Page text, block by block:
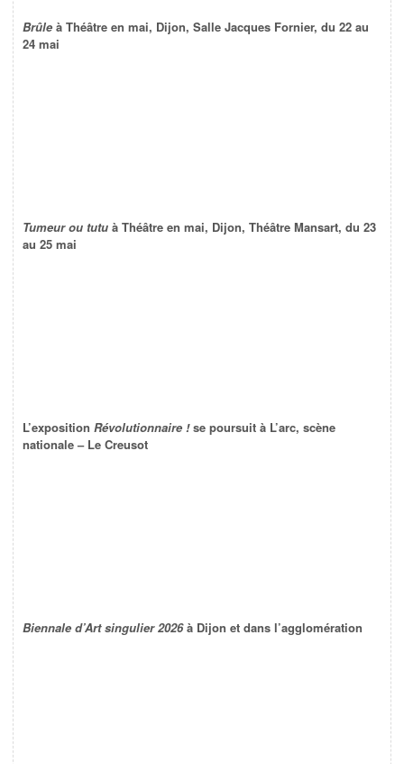
Brûle à Théâtre en mai, Dijon, Salle Jacques Fornier, du 22 au
24 mai
Tumeur ou tutu à Théâtre en mai, Dijon, Théâtre Mansart, du 23
au 25 mai
L’exposition Révolutionnaire !se poursuit à L’arc, scène
nationale – Le Creusot
Biennale d’Art singulier 2026à Dijon et dans l’agglomération